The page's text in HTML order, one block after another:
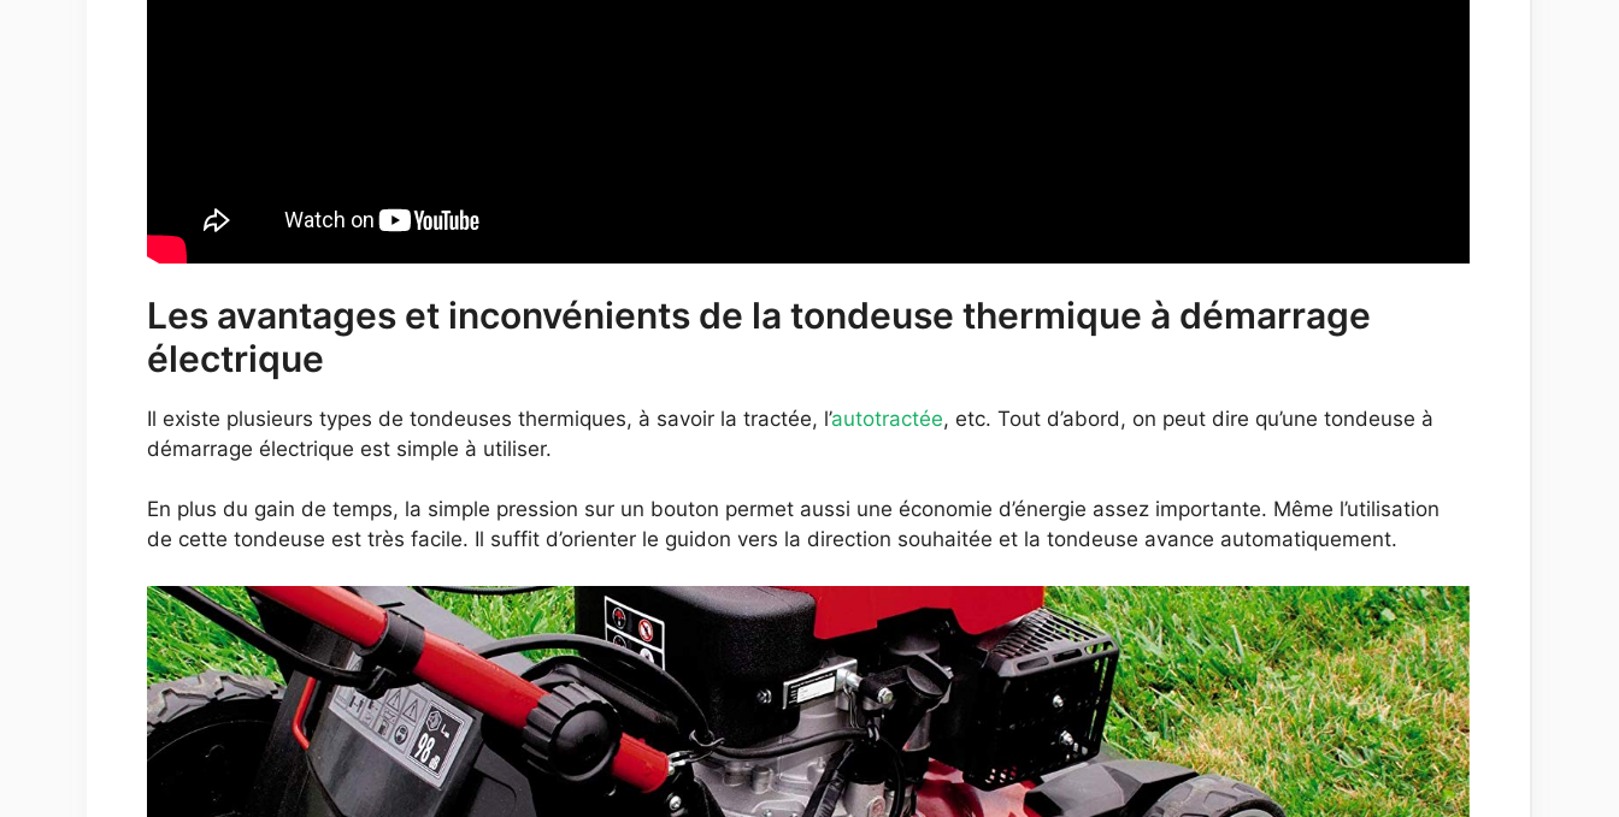
Les avantages et inconvénients de la tondeuse thermique à démarrage
électrique
Il existe plusieurs types de tondeuses thermiques, à savoir la tractée, l’autotractée, etc. Tout d’abord, on peut dire qu’une tondeuse à
démarrage électrique est simple à utiliser.
En plus du gain de temps, la simple pression sur un bouton permet aussi une économie d’énergie assez importante. Même l’utilisation
de cette tondeuse est très facile. Il suffit d’orienter le guidon vers la direction souhaitée et la tondeuse avance automatiquement.